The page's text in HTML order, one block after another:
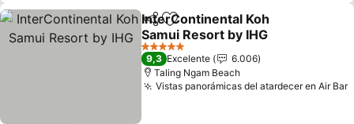
CompartirAñadir a favoritos
InterContinental Koh
Samui Resort by IHG
Ver precios
5 Estrellas
9,3 Excelente
6.006
Taling Ngam Beach
Vistas panorámicas del atardecer en Air Bar